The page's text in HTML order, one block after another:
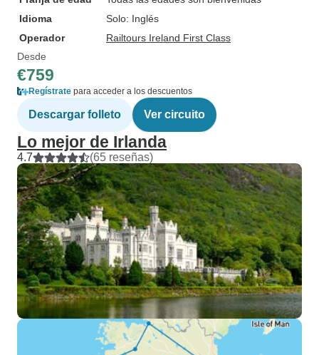
Idioma
Solo: Inglés
Operador
Railtours Ireland First Class
Desde
€759
Regístrate para acceder a los descuentos
Descargar folleto Ver circuito
Lo mejor de Irlanda
4.7 (65 reseñas)